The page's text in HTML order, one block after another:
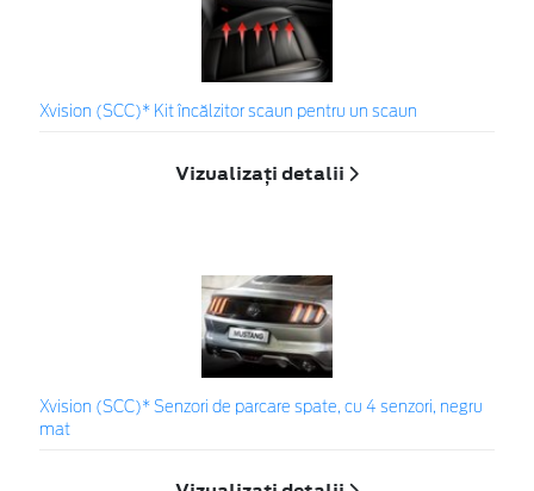
Xvision (SCC)* Kit încălzitor scaun pentru un scaun
Vizualizați detalii
Xvision (SCC)* Senzori de parcare spate, cu 4 senzori, negru
mat